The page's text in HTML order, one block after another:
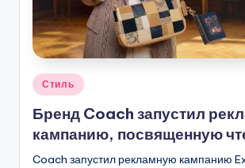
Опубликовано
Стиль
Бренд Coach запустил
кампанию, посвященную
Coach запустил рекламную кампанию